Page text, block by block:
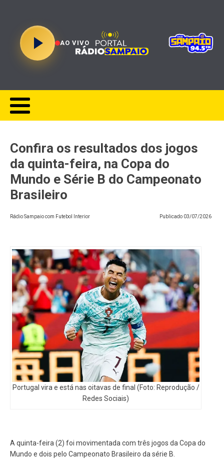
AO VIVO
Confira os resultados dos jogos
da quinta-feira, na Copa do
Mundo e Série B do Campeonato
Brasileiro
Rádio Sampaio com Futebol Interior Publicado 03/07/2026
Portugal vira e está nas oitavas de final (Foto: Reprodução /
Redes Sociais)
A quinta-feira (2) foi movimentada com três jogos da Copa do
Mundo e dois pelo Campeonato Brasileiro da série B.